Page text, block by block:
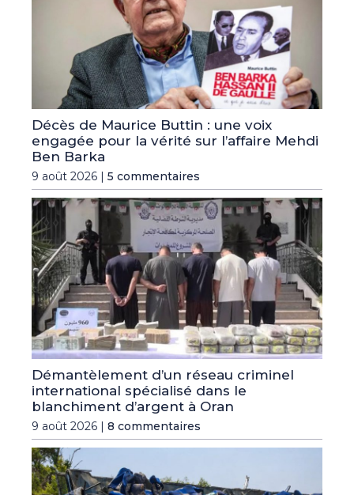
Décès de Maurice Buttin : une voix
engagée pour la vérité sur l’affaire Mehdi
Ben Barka
9 août 2026 | 5 commentaires
Démantèlement d’un réseau criminel
international spécialisé dans le
blanchiment d’argent à Oran
9 août 2026 | 8 commentaires